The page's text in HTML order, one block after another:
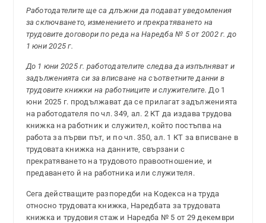
Работодателите ще са длъжни да подават уведомления
за сключването, изменението и прекратяването на
трудовите договори по реда на Наредба № 5 от 2002 г. до
1 юни 2025 г.
До 1 юни 2025 г. работодателите следва да изпълняват и
задълженията си за вписване на съответните данни в
трудовите книжки на работниците и служителите. До 1
юни 2025 г. продължават да се прилагат задълженията
на работодателя по чл. 349, ал. 2 КТ да издава трудова
книжка на работник и служител, който постъпва на
работа за първи път, и по чл. 350, ал. 1 КТ за вписване в
трудовата книжка на данните, свързани с
прекратяването на трудовото правоотношение, и
предаването й на работника или служителя.
Сега действащите разпоредби на Кодекса на труда
относно трудовата книжка, Наредбата за трудовата
книжка и трудовия стаж и Наредба № 5 от 29 декември